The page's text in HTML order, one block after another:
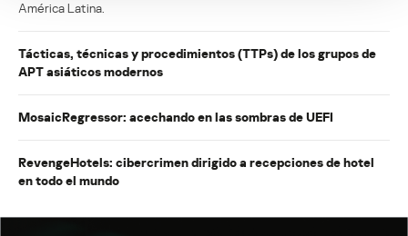
América Latina.
Tácticas, técnicas y procedimientos (TTPs) de los grupos de
APT asiáticos modernos
MosaicRegressor: acechando en las sombras de UEFI
RevengeHotels: cibercrimen dirigido a recepciones de hotel
en todo el mundo